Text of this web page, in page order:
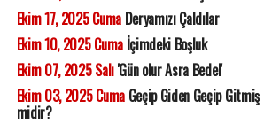
Ekim 17, 2025 CumaDeryamızı Çaldılar
Ekim 10, 2025 Cumaİçimdeki Boşluk
Ekim 07, 2025 Salı'Gün olur Asra Bedel'
Ekim 03, 2025 CumaGeçip Giden Geçip Gitmiş
midir?